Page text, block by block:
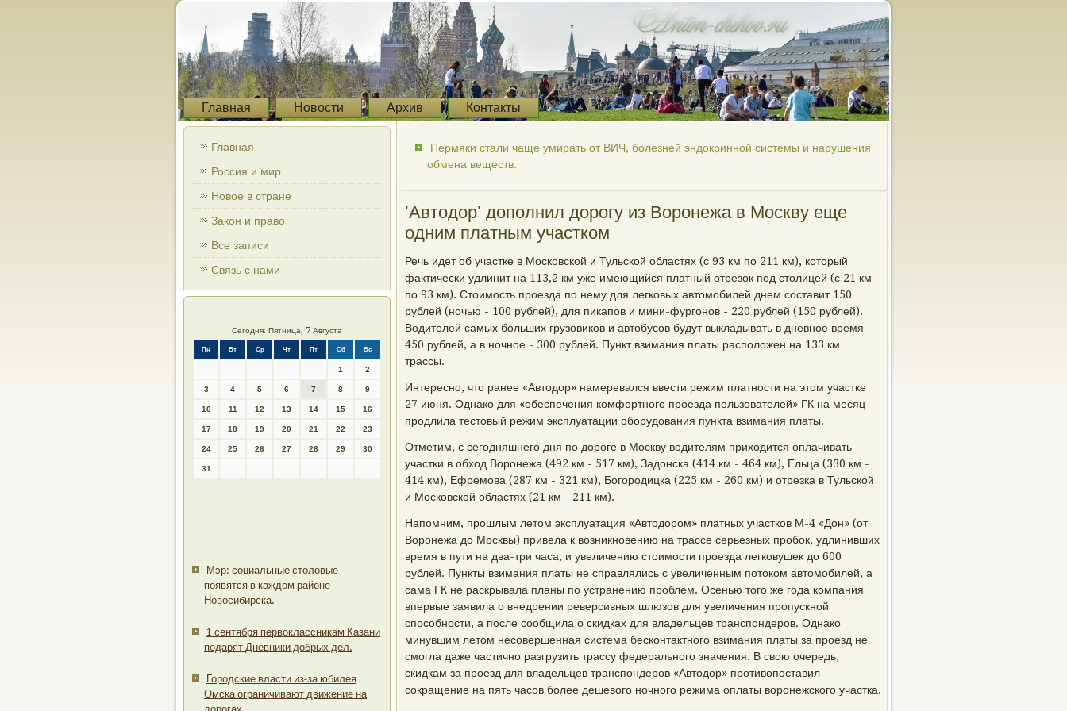
Главная Новости Архив Контакты
Главная
Россия и мир
Новое в стране
Закон и право
Все записи
Связь с нами
Сегодня: Пятница, 7 Августа
Пн Вт Ср Чт Пт Сб Вс
1 2
3 4 5 6 7 8 9
10 11 12 13 14 15 16
17 18 19 20 21 22 23
24 25 26 27 28 29 30
31
Мэр: социальные столовые
появятся в каждом районе
Новосибирска.
1 сентября первоклассникам Казани
подарят Дневники добрых дел.
Городские власти из-за юбилея
Омска ограничивают движение на
Пермяки стали чаще умирать от ВИЧ, болезней эндокринной системы и нарушения
обмена веществ.
'Автодор' дополнил дорогу из Воронежа в Москву еще
одним платным участком
Речь идет об участке в Московской и Тульской областях (с 93 км по 211 км), который
фактически удлинит на 113,2 км уже имеющийся платный отрезок под столицей (с 21 км
по 93 км). Стоимость проезда по нему для легковых автомобилей днем составит 150
рублей (ночью - 100 рублей), для пикапов и мини-фургонов - 220 рублей (150 рублей).
Водителей самых больших грузовиков и автобусов будут выкладывать в дневное время
450 рублей, а в ночное - 300 рублей. Пункт взимания платы расположен на 133 км
трассы.
Интересно, что ранее «Автодор» намеревался ввести режим платности на этом участке
27 июня. Однако для «обеспечения комфортного проезда пользователей» ГК на месяц
продлила тестовый режим эксплуатации оборудования пункта взимания платы.
Отметим, с сегодняшнего дня по дороге в Москву водителям приходится оплачивать
участки в обход Воронежа (492 км - 517 км), Задонска (414 км - 464 км), Ельца (330 км -
414 км), Ефремова (287 км - 321 км), Богородицка (225 км - 260 км) и отрезка в Тульской
и Московской областях (21 км - 211 км).
Напомним, прошлым летом эксплуатация «Автодором» платных участков М-4 «Дон» (от
Воронежа до Москвы) привела к возникновению на трассе серьезных пробок, удлинивших
время в пути на два-три часа, и увеличению стоимости проезда легковушек до 600
рублей. Пункты взимания платы не справлялись с увеличенным потоком автомобилей, а
сама ГК не раскрывала планы по устранению проблем. Осенью того же года компания
впервые заявила о внедрении реверсивных шлюзов для увеличения пропускной
способности, а после сообщила о скидках для владельцев транспондеров. Однако
минувшим летом несовершенная система бесконтактного взимания платы за проезд не
смогла даже частично разгрузить трассу федерального значения. В свою очередь,
скидкам за проезд для владельцев транспондеров «Автодор» противопоставил
сокращение на пять часов более дешевого ночного режима оплаты воронежского участка.